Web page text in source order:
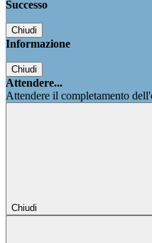
Successo
Chiudi
Informazione
Chiudi
Attendere...
Attendere il completamento
Chiudi